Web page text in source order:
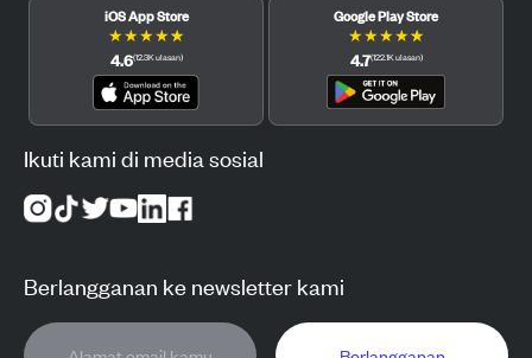
iOS App Store
★★★★★
4.6(12.3Kulasan)
Google Play Store
★★★★★
4.7(122.1Kulasan)
Ikuti kami di media sosial
Berlangganan ke newsletter kami